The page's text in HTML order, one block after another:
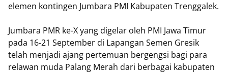
elemen kontingen Jumbara PMI Kabupaten Trenggalek.
Jumbara PMR ke-X yang digelar oleh PMI Jawa Timur
pada 16-21 September di Lapangan Semen Gresik
telah menjadi ajang pertemuan bergengsi bagi para
relawan muda Palang Merah dari berbagai kabupaten